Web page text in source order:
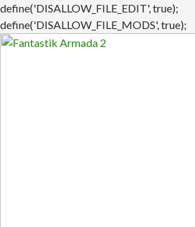
define('DISALLOW_FILE_EDIT', true);
define('DISALLOW_FILE_MODS', true);